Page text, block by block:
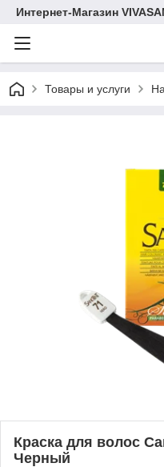
Интернет-Магазин
Товары и услуги
Краска для волос
Черный